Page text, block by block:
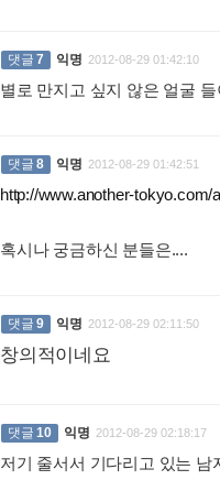
댓글7 익명 2012-08-29 01:42:10
별로 만지고 싶지 않은 얼굴 들
댓글8 익명 2012-08-29 01:42:51
http://www.another-tokyo.com/
혹시나 궁금하신 분들은....
댓글9 익명 2012-08-29 02:11:50
창의적이네요
댓글10 익명 2012-08-29 02:18:17
저기 줄서서 기다리고 있는